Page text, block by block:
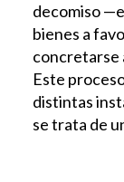
decomiso
bienes a
concretarse
Este
distintas
se trata de